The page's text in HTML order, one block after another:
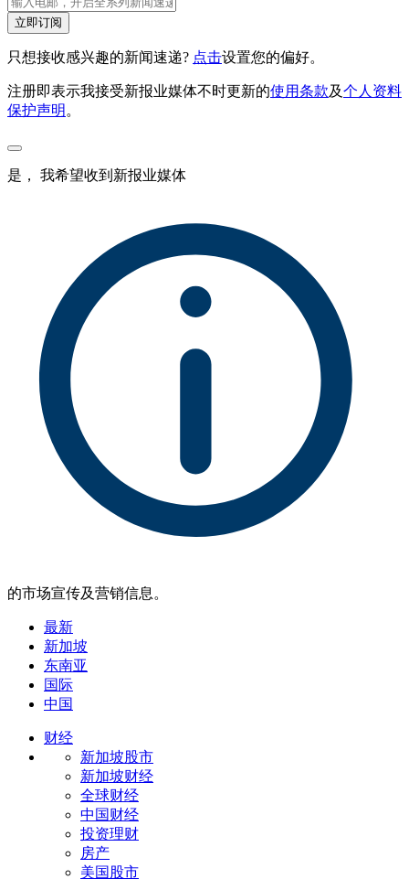
立即订阅
只想接收感兴趣的新闻速递? 点击设置您的偏好。
注册即表示我接受新报业媒体不时更新的使用条款及个人资料
保护声明 。
是， 我希望收到新报业媒体
的市场宣传及营销信息。
最新
新加坡
东南亚
国际
中国
财经
新加坡股市
新加坡财经
全球财经
中国财经
投资理财
房产
美国股市